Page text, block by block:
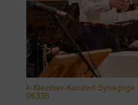
k-Klezmer-Konzert
06335